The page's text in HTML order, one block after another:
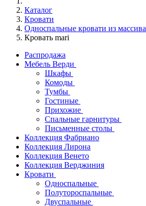
Каталог
Кровати
Односпальные кровати из массива
Кровать mari
Распродажа
Мебель Верди
Шкафы
Комоды
Тумбы
Гостиные
Прихожие
Спальные гарнитуры
Письменные столы
Коллекция Фабриано
Коллекция Лирона
Коллекция Венето
Коллекция Верджиния
Кровати
Односпальные
Полутороспальные
Двуспальные